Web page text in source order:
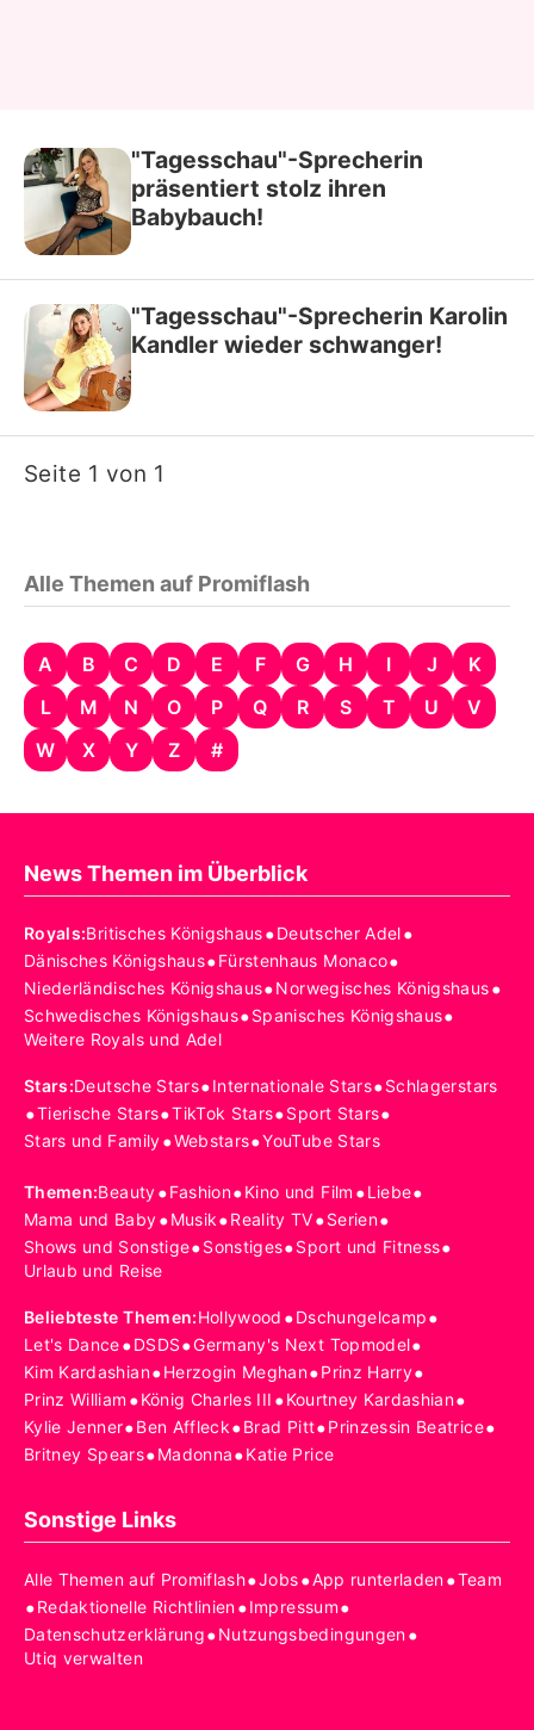
"Tagesschau"-Sprecherin
präsentiert stolz ihren
Babybauch!
"Tagesschau"-Sprecherin Karolin
Kandler wieder schwanger!
Seite 1 von 1
Alle Themen auf Promiflash
A B C D E F G H I J
K
L
M N O P Q R S T U
V
W
X Y Z #
News Themen im Überblick
Royals:Britisches Königshaus•Deutscher Adel•
Dänisches Königshaus•Fürstenhaus Monaco•
Niederländisches Königshaus•Norwegisches Königshaus•
Schwedisches Königshaus•Spanisches Königshaus•
Weitere Royals und Adel
Stars:Deutsche Stars•Internationale Stars•Schlagerstars
•Tierische Stars•TikTok Stars•Sport Stars•
Stars und Family•Webstars•YouTube Stars
Themen:Beauty•Fashion•Kino und Film •Liebe•
Mama und Baby•Musik•Reality TV•Serien•
Shows und Sonstige•Sonstiges•Sport und Fitness•
Urlaub und Reise
Beliebteste Themen:Hollywood •Dschungelcamp•
Let's Dance•DSDS•Germany's Next Topmodel•
Kim Kardashian•Herzogin Meghan•Prinz Harry•
Prinz William •König Charles III •Kourtney Kardashian•
Kylie Jenner•Ben Affleck•Brad Pitt•Prinzessin Beatrice•
Britney Spears•Madonna•Katie Price
Sonstige Links
Alle Themen auf Promiflash•Jobs•App runterladen•Team
•Redaktionelle Richtlinien•Impressum•
Datenschutzerklärung•Nutzungsbedingungen•
Utiq verwalten